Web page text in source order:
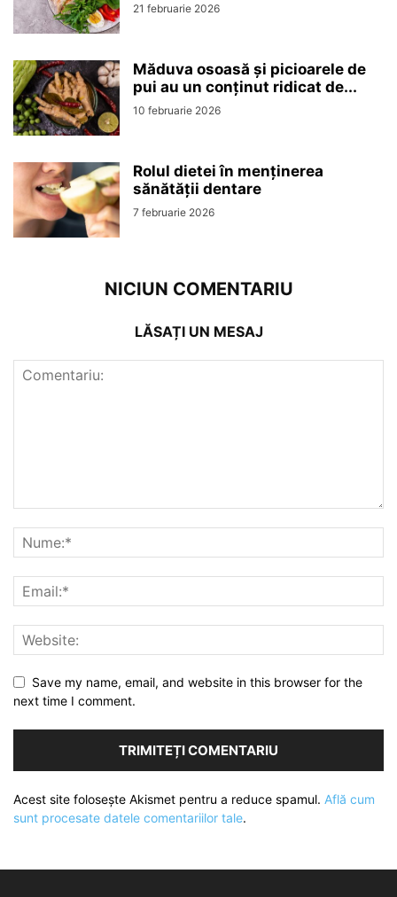
21 februarie 2026
Măduva osoasă și picioarele de
pui au un conținut ridicat de...
10 februarie 2026
Rolul dietei în menținerea
sănătății dentare
7 februarie 2026
NICIUN COMENTARIU
LĂSAȚI UN MESAJ
Save my name, email, and website in this browser for the
next time I comment.
Acest site folosește Akismet pentru a reduce spamul. Află cum
sunt procesate datele comentariilor tale.